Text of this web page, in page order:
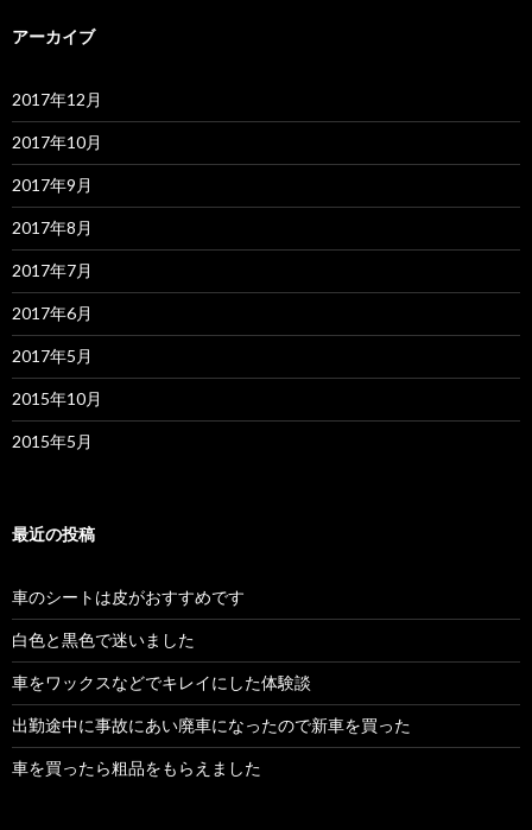
アーカイブ
2017年12月
2017年10月
2017年9月
2017年8月
2017年7月
2017年6月
2017年5月
2015年10月
2015年5月
最近の投稿
車のシートは皮がおすすめです
白色と黒色で迷いました
車をワックスなどでキレイにした体験談
出勤途中に事故にあい廃車になったので新車を買った
車を買ったら粗品をもらえました